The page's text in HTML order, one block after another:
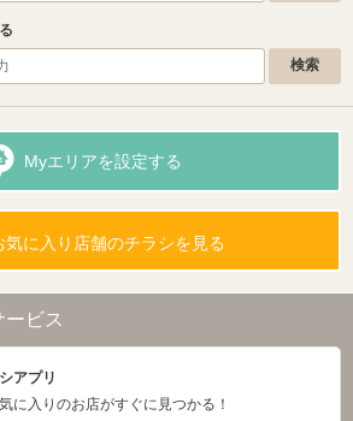
Myエリアを設定する
気に入り店舗のチラシを見る
ビス
アプリ
に入りのお店がすぐに見つかる！